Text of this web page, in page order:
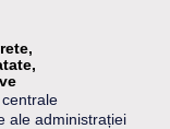
ale administrației